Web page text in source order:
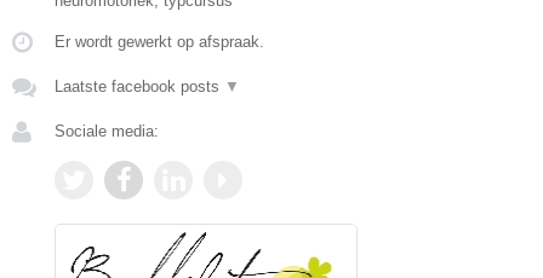
Er wordt gewerkt op afspraak.
Laatste facebook posts ▼
Sociale media: